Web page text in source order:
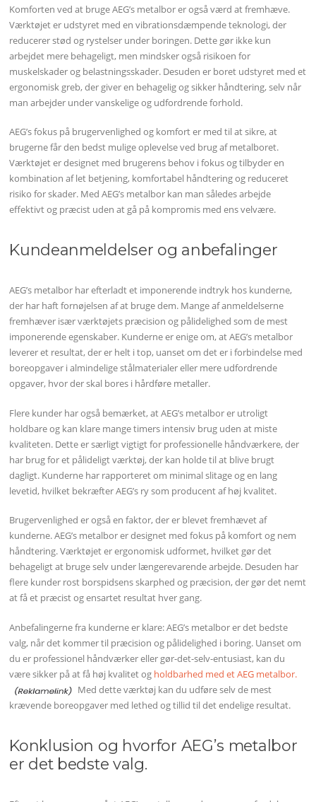
Komforten ved at bruge AEG’s metalbor er også værd at fremhæve.
Værktøjet er udstyret med en vibrationsdæmpende teknologi, der
reducerer stød og rystelser under boringen. Dette gør ikke kun
arbejdet mere behageligt, men mindsker også risikoen for
muskelskader og belastningsskader. Desuden er boret udstyret med et
ergonomisk greb, der giver en behagelig og sikker håndtering, selv når
man arbejder under vanskelige og udfordrende forhold.
AEG’s fokus på brugervenlighed og komfort er med til at sikre, at
brugerne får den bedst mulige oplevelse ved brug af metalboret.
Værktøjet er designet med brugerens behov i fokus og tilbyder en
kombination af let betjening, komfortabel håndtering og reduceret
risiko for skader. Med AEG’s metalbor kan man således arbejde
effektivt og præcist uden at gå på kompromis med ens velvære.
Kundeanmeldelser og anbefalinger
AEG’s metalbor har efterladt et imponerende indtryk hos kunderne,
der har haft fornøjelsen af at bruge dem. Mange af anmeldelserne
fremhæver især værktøjets præcision og pålidelighed som de mest
imponerende egenskaber. Kunderne er enige om, at AEG’s metalbor
leverer et resultat, der er helt i top, uanset om det er i forbindelse med
boreopgaver i almindelige stålmaterialer eller mere udfordrende
opgaver, hvor der skal bores i hårdføre metaller.
Flere kunder har også bemærket, at AEG’s metalbor er utroligt
holdbare og kan klare mange timers intensiv brug uden at miste
kvaliteten. Dette er særligt vigtigt for professionelle håndværkere, der
har brug for et pålideligt værktøj, der kan holde til at blive brugt
dagligt. Kunderne har rapporteret om minimal slitage og en lang
levetid, hvilket bekræfter AEG’s ry som producent af høj kvalitet.
Brugervenlighed er også en faktor, der er blevet fremhævet af
kunderne. AEG’s metalbor er designet med fokus på komfort og nem
håndtering. Værktøjet er ergonomisk udformet, hvilket gør det
behageligt at bruge selv under længerevarende arbejde. Desuden har
flere kunder rost borspidsens skarphed og præcision, der gør det nemt
at få et præcist og ensartet resultat hver gang.
Anbefalingerne fra kunderne er klare: AEG’s metalbor er det bedste
valg, når det kommer til præcision og pålidelighed i boring. Uanset om
du er professionel håndværker eller gør-det-selv-entusiast, kan du
være sikker på at få høj kvalitet og holdbarhed med et AEG metalbor.
Med dette værktøj kan du udføre selv de mest
krævende boreopgaver med lethed og tillid til det endelige resultat.
Konklusion og hvorfor AEG’s metalbor
er det bedste valg.